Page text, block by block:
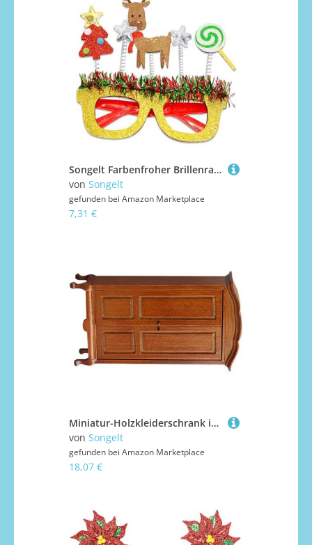
Songelt Farbenfroher Brillenrahmen für Weihnachtsfeiern, Feiertags-Festivals, Rahmen
von Songelt
gefunden bei Amazon Marketplace
7,31 €
Miniatur-Holzkleiderschrank im Maßstab 1:12, für Puppenhaus-Zubehör, mit detaillierter funktionaler Tür, Puppenhaus, Miniatur-Kleiderschrank
von Songelt
gefunden bei Amazon Marketplace
18,07 €